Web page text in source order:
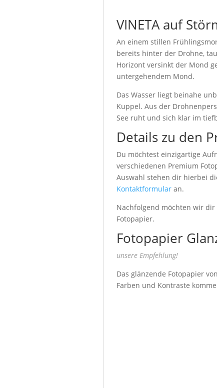
VINETA auf
An einem stillen
bereits hinter der Drohne,
Horizont versinkt der Mond
untergehendem Mond.
Das Wasser liegt beinahe
Kuppel. Aus der
See ruht und sich klar im
Details zu den
Du möchtest einzigartige
verschiedenen Premium
Auswahl stehen dir hierbei
Kontaktformular an.
Nachfolgend möchten wir
Fotopapier.
Fotopapier
unsere Empfehlung!
Das glänzende Fotopapier
Farben und Kontraste